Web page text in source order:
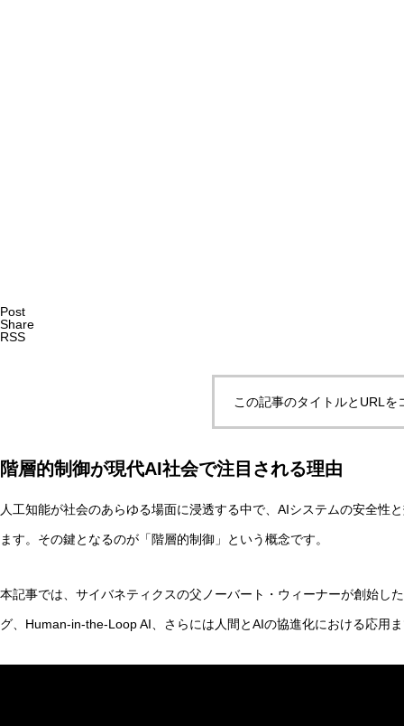
非意識的苦痛はどう測る?現象語彙に依存しないwelfare指
Post
Share
RSS
この記事のタイトルとURLを
階層的制御が現代AI社会で注目される理由
人工知能が社会のあらゆる場面に浸透する中で、AIシステムの安全性
ます。その鍵となるのが「階層的制御」という概念です。
本記事では、サイバネティクスの父ノーバート・ウィーナーが創始し
グ、Human-in-the-Loop AI、さらには人間とAIの協進化における応用